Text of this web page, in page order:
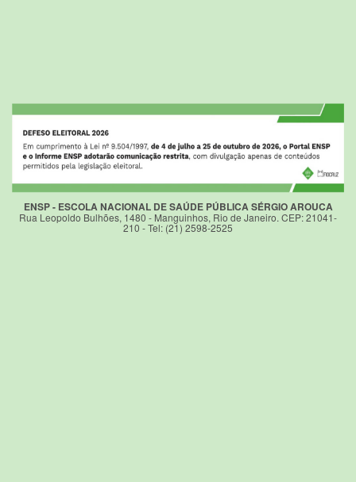
ENSP - ESCOLA NACIONAL DE SAÚDE PÚBLICA SÉRGIO AROUCA
Rua Leopoldo Bulhões, 1480 - Manguinhos, Rio de Janeiro. CEP: 21041-
210 - Tel: (21) 2598-2525